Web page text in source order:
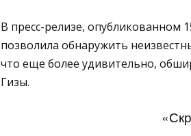
В пресс-релизе, опубликованном
позволила обнаружить
что еще более удивительно,
Гизы.